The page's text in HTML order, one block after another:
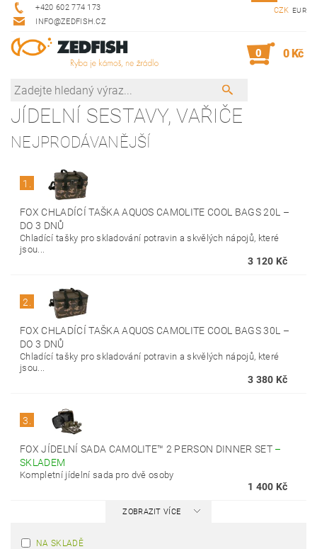
+420 602 774 173
INFO@ZEDFISH.CZ
CZK EUR
0 0 Kč
JÍDELNÍ SESTAVY, VAŘIČE
NEJPRODÁVANĚJŠÍ
1.
FOX CHLADÍCÍ TAŠKA AQUOS CAMOLITE COOL BAGS 20L –
DO 3 DNŮ
Chladící tašky pro skladování potravin a skvělých nápojů, které
jsou...
3 120 Kč
2.
FOX CHLADÍCÍ TAŠKA AQUOS CAMOLITE COOL BAGS 30L –
DO 3 DNŮ
Chladící tašky pro skladování potravin a skvělých nápojů, které
jsou...
3 380 Kč
3.
FOX JÍDELNÍ SADA CAMOLITE™ 2 PERSON DINNER SET –
SKLADEM
Kompletní jídelní sada pro dvě osoby
1 400 Kč
ZOBRAZIT VÍCE
NA SKLADĚ